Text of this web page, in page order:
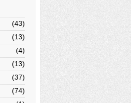
(43)
(13)
(4)
(13)
(37)
(74)